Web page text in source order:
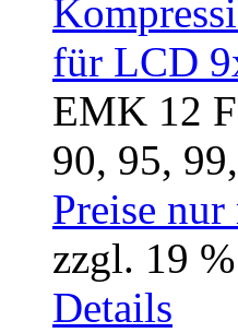
EMK 12
90, 95,
Preise
zzgl. 19
Details